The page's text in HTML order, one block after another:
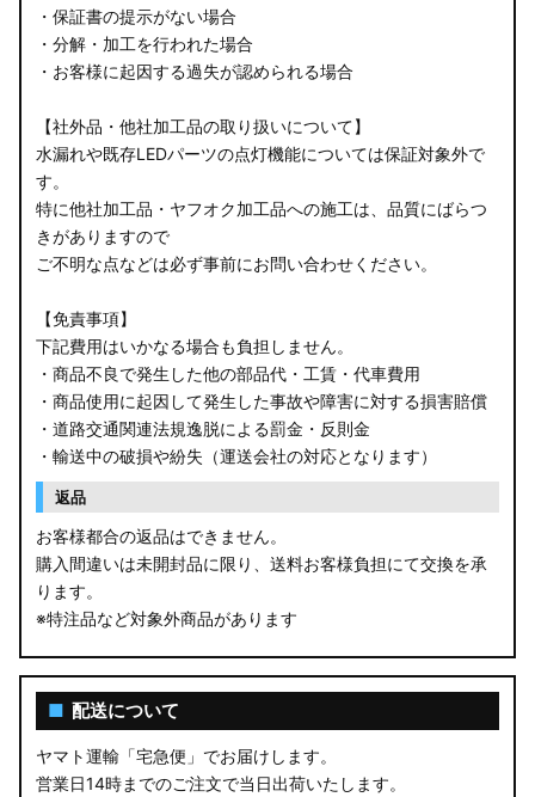
・保証書の提示がない場合
・分解・加工を行われた場合
・お客様に起因する過失が認められる場合
【社外品・他社加工品の取り扱いについて】
水漏れや既存LEDパーツの点灯機能については保証対象外で
す。
特に他社加工品・ヤフオク加工品への施工は、品質にばらつ
きがありますので
ご不明な点などは必ず事前にお問い合わせください。
【免責事項】
下記費用はいかなる場合も負担しません。
・商品不良で発生した他の部品代・工賃・代車費用
・商品使用に起因して発生した事故や障害に対する損害賠償
・道路交通関連法規逸脱による罰金・反則金
・輸送中の破損や紛失（運送会社の対応となります）
返品
お客様都合の返品はできません。
購入間違いは未開封品に限り、送料お客様負担にて交換を承
ります。
※特注品など対象外商品があります
■ 配送について
ヤマト運輸「宅急便」でお届けします。
営業日14時までのご注文で当日出荷いたします。